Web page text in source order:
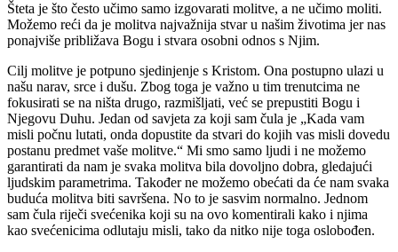
Šteta je što često učimo samo izgovarati molitve, a ne učimo moliti.
Možemo reći da je molitva najvažnija stvar u našim životima jer nas
ponajviše približava Bogu i stvara osobni odnos s Njim.
Cilj molitve je potpuno sjedinjenje s Kristom. Ona postupno ulazi u
našu narav, srce i dušu. Zbog toga je važno u tim trenutcima ne
fokusirati se na ništa drugo, razmišljati, već se prepustiti Bogu i
Njegovu Duhu. Jedan od savjeta za koji sam čula je „Kada vam
misli počnu lutati, onda dopustite da stvari do kojih vas misli dovedu
postanu predmet vaše molitve.“ Mi smo samo ljudi i ne možemo
garantirati da nam je svaka molitva bila dovoljno dobra, gledajući
ljudskim parametrima. Također ne možemo obećati da će nam svaka
buduća molitva biti savršena. No to je sasvim normalno. Jednom
sam čula riječi svećenika koji su na ovo komentirali kako i njima
kao svećenicima odlutaju misli, tako da nitko nije toga oslobođen.